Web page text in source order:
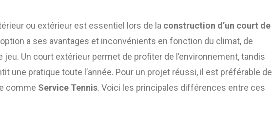
ou extérieur est essentiel lors de la construction d’un court de
a ses avantages et inconvénients en fonction du climat, de
jeu. Un court extérieur permet de profiter de l’environnement, tandis
une pratique toute l’année. Pour un projet réussi, il est préférable de
comme Service Tennis. Voici les principales différences entre ces